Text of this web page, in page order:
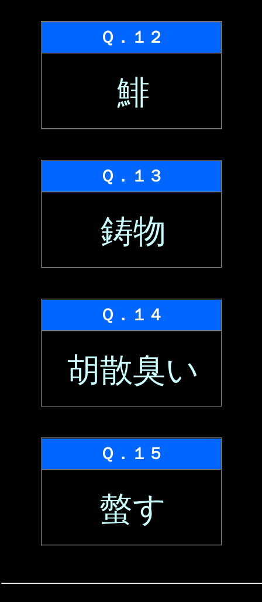
Ｑ．１２
鯡
Ｑ．１３
鋳物
Ｑ．１４
胡散臭い
Ｑ．１５
螫す